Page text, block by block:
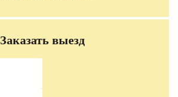
Заказать выезд